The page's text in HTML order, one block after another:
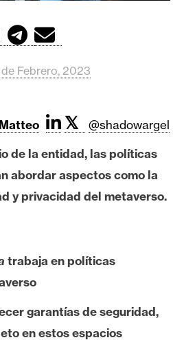
Febrero, 2023
𝕏
@shadowargel
de la entidad, las políticas
abordar aspectos como la
y privacidad del metaverso.
trabaja en políticas
garantías de seguridad,
en estos espacios